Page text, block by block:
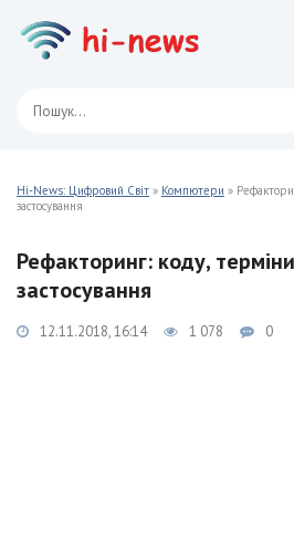
Hi-News: Цифровий Світ » Компютери »
застосування
Рефакторинг: коду,
застосування
12.11.2018, 16:14 1 078 0